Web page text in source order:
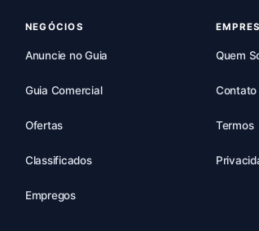
NEGÓCIOS
Anuncie no Guia
Guia Comercial
Ofertas
Classificados
Empregos
Quem
Contato
Termos